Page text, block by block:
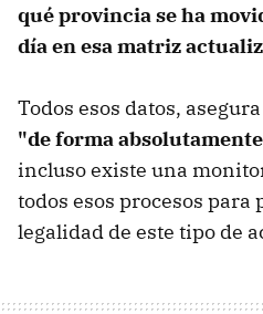
qué provincia se ha
día en esa matriz
Todos esos datos,
"de forma
incluso existe una
todos esos procesos
legalidad de este tipo de